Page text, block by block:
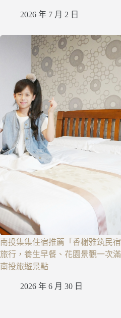
2026 年 7 月 2 日
南投集集住宿推薦「香榭雅筑民
旅行，養生早餐、花園景觀一次
南投旅遊景點
2026 年 6 月 30 日